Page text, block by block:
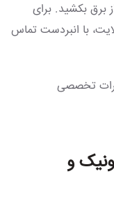
برق بکشید. برای
با انبردست تماس
تخصصی
و